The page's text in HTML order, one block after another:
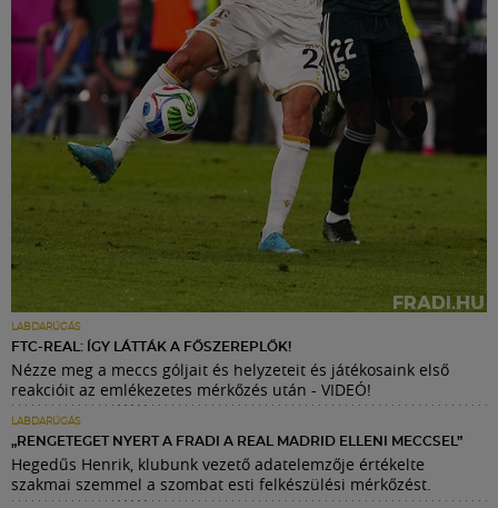
LABDARÚGÁS
FTC-REAL: ÍGY LÁTTÁK A FŐSZEREPLŐK!
Nézze meg a meccs góljait és helyzeteit és játékosaink első
reakcióit az emlékezetes mérkőzés után - VIDEÓ!
LABDARÚGÁS
„RENGETEGET NYERT A FRADI A REAL MADRID ELLENI MECCSEL”
Hegedűs Henrik, klubunk vezető adatelemzője értékelte
szakmai szemmel a szombat esti felkészülési mérkőzést.